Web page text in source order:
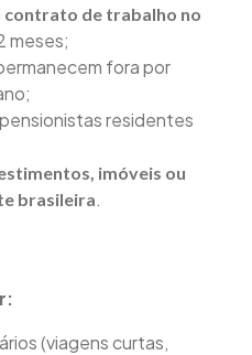
contrato de trabalho no
meses;
fora por
residentes
imóveis ou
brasileira.
(viagens curtas,